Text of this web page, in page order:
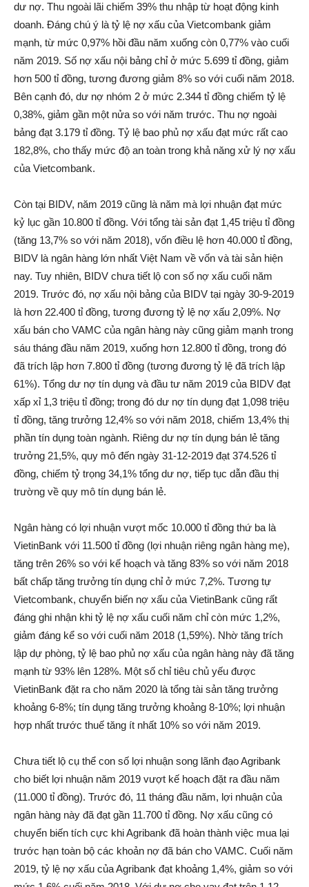
dư nợ. Thu ngoài lãi chiếm 39% thu nhập từ hoạt động kinh
doanh. Đáng chú ý là tỷ lệ nợ xấu của Vietcombank giảm
mạnh, từ mức 0,97% hồi đầu năm xuống còn 0,77% vào cuối
năm 2019. Số nợ xấu nội bảng chỉ ở mức 5.699 tỉ đồng, giảm
hơn 500 tỉ đồng, tương đương giảm 8% so với cuối năm 2018.
Bên cạnh đó, dư nợ nhóm 2 ở mức 2.344 tỉ đồng chiếm tỷ lệ
0,38%, giảm gần một nửa so với năm trước. Thu nợ ngoài
bảng đạt 3.179 tỉ đồng. Tỷ lệ bao phủ nợ xấu đạt mức rất cao
182,8%, cho thấy mức độ an toàn trong khả năng xử lý nợ xấu
của Vietcombank.
Còn tại BIDV, năm 2019 cũng là năm mà lợi nhuận đạt mức
kỷ lục gần 10.800 tỉ đồng. Với tổng tài sản đạt 1,45 triệu tỉ đồng
(tăng 13,7% so với năm 2018), vốn điều lệ hơn 40.000 tỉ đồng,
BIDV là ngân hàng lớn nhất Việt Nam về vốn và tài sản hiện
nay. Tuy nhiên, BIDV chưa tiết lộ con số nợ xấu cuối năm
2019. Trước đó, nợ xấu nội bảng của BIDV tại ngày 30-9-2019
là hơn 22.400 tỉ đồng, tương đương tỷ lệ nợ xấu 2,09%. Nợ
xấu bán cho VAMC của ngân hàng này cũng giảm mạnh trong
sáu tháng đầu năm 2019, xuống hơn 12.800 tỉ đồng, trong đó
đã trích lập hơn 7.800 tỉ đồng (tương đương tỷ lệ đã trích lập
61%). Tổng dư nợ tín dụng và đầu tư năm 2019 của BIDV đạt
xấp xỉ 1,3 triệu tỉ đồng; trong đó dư nợ tín dụng đạt 1,098 triệu
tỉ đồng, tăng trưởng 12,4% so với năm 2018, chiếm 13,4% thị
phần tín dụng toàn ngành. Riêng dư nợ tín dụng bán lẻ tăng
trưởng 21,5%, quy mô đến ngày 31-12-2019 đạt 374.526 tỉ
đồng, chiếm tỷ trọng 34,1% tổng dư nợ, tiếp tục dẫn đầu thị
trường về quy mô tín dụng bán lẻ.
Ngân hàng có lợi nhuận vượt mốc 10.000 tỉ đồng thứ ba là
VietinBank với 11.500 tỉ đồng (lợi nhuận riêng ngân hàng mẹ),
tăng trên 26% so với kế hoạch và tăng 83% so với năm 2018
bất chấp tăng trưởng tín dụng chỉ ở mức 7,2%. Tương tự
Vietcombank, chuyển biến nợ xấu của VietinBank cũng rất
đáng ghi nhận khi tỷ lệ nợ xấu cuối năm chỉ còn mức 1,2%,
giảm đáng kể so với cuối năm 2018 (1,59%). Nhờ tăng trích
lập dự phòng, tỷ lệ bao phủ nợ xấu của ngân hàng này đã tăng
mạnh từ 93% lên 128%. Một số chỉ tiêu chủ yếu được
VietinBank đặt ra cho năm 2020 là tổng tài sản tăng trưởng
khoảng 6-8%; tín dụng tăng trưởng khoảng 8-10%; lợi nhuận
hợp nhất trước thuế tăng ít nhất 10% so với năm 2019.
Chưa tiết lộ cụ thể con số lợi nhuận song lãnh đạo Agribank
cho biết lợi nhuận năm 2019 vượt kế hoạch đặt ra đầu năm
(11.000 tỉ đồng). Trước đó, 11 tháng đầu năm, lợi nhuận của
ngân hàng này đã đạt gần 11.700 tỉ đồng. Nợ xấu cũng có
chuyển biến tích cực khi Agribank đã hoàn thành việc mua lại
trước hạn toàn bộ các khoản nợ đã bán cho VAMC. Cuối năm
2019, tỷ lệ nợ xấu của Agribank đạt khoảng 1,4%, giảm so với